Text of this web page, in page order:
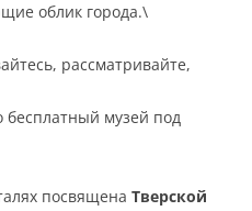
облик города.\
рассматривайте,
музей под
посвящена Тверской